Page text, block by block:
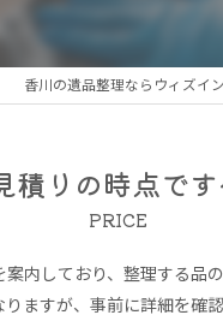
香川の遺品整理ならウィズイ
積りの時点で
PRICE
内しており、整理する品
ますが、事前に詳細を確